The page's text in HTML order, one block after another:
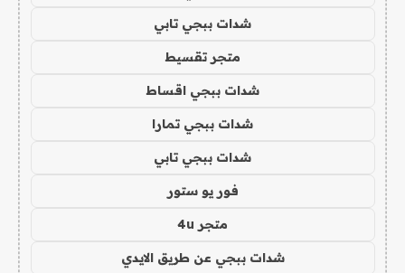
شدات ببجي تابي
متجر تقسيط
شدات ببجي اقساط
شدات ببجي تمارا
شدات ببجي تابي
فور يو ستور
متجر 4u
شدات ببجي عن طريق الايدي